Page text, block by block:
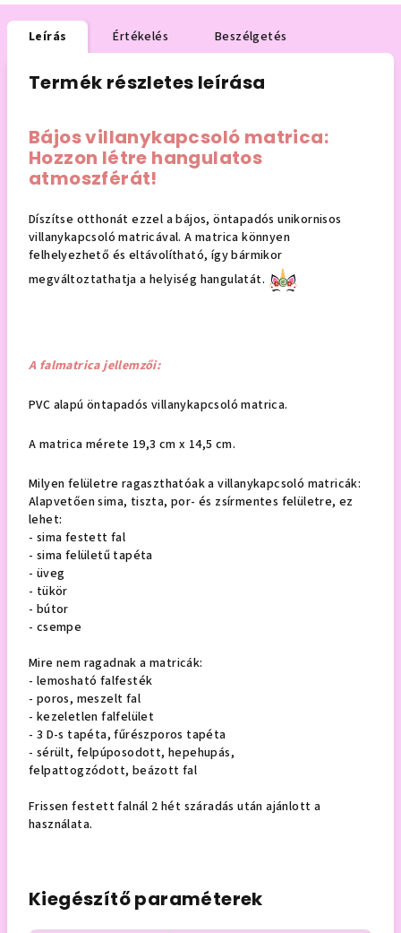
Leírás Értékelés Beszélgetés
Termék részletes leírása
Bájos villanykapcsoló matrica:
Hozzon létre hangulatos
atmoszférát!
Díszítse otthonát ezzel a bájos, öntapadós unikornisos
villanykapcsoló matricával. A matrica könnyen
felhelyezhető és eltávolítható, így bármikor
megváltoztathatja a helyiség hangulatát.
A falmatrica jellemzői:
PVC alapú öntapadós villanykapcsoló matrica.
A matrica mérete 19,3 cm x 14,5 cm.
Milyen felületre ragaszthatóak a villanykapcsoló matricák:
Alapvetően sima, tiszta, por- és zsírmentes felületre, ez
lehet:
- sima festett fal
- sima felületű tapéta
- üveg
- tükör
- bútor
- csempe
Mire nem ragadnak a matricák:
- lemosható falfesték
- poros, meszelt fal
- kezeletlen falfelület
- 3 D-s tapéta, fűrészporos tapéta
- sérült, felpúposodott, hepehupás,
felpattogzódott, beázott fal
Frissen festett falnál 2 hét száradás után ajánlott a
használata.
Kiegészítő paraméterek